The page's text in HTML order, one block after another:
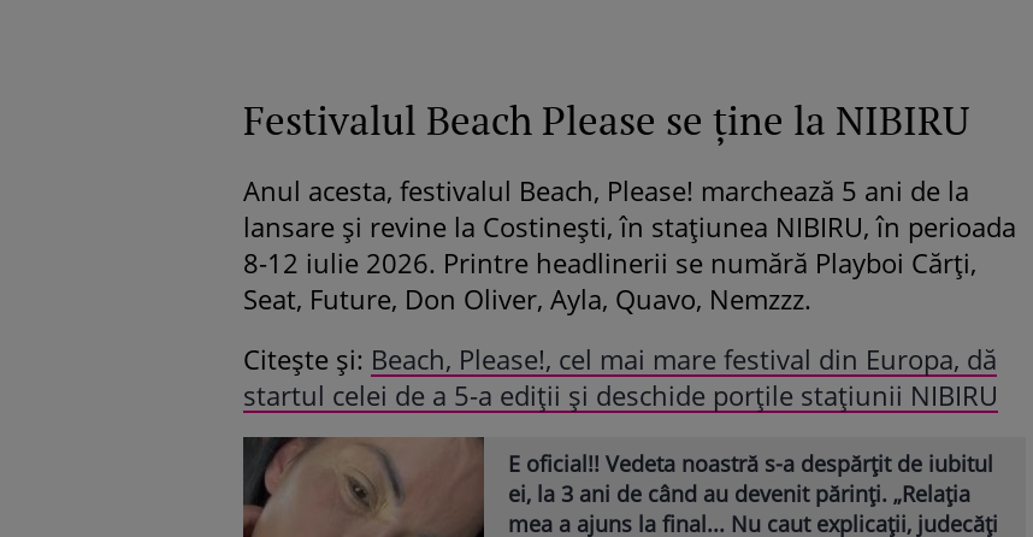
Festivalul Beach Please se ține la NIBIRU
Anul acesta, festivalul Beach, Please! marchează 5 ani de la
lansare și revine la Costinești, în stațiunea NIBIRU, în perioada
8-12 iulie 2026. Printre headlinerii se numără Playboi Cărți,
Seat, Future, Don Oliver, Ayla, Quavo, Nemzzz.
Citește și: Beach, Please!, cel mai mare festival din Europa, dă
startul celei de a 5-a ediții și deschide porțile stațiunii NIBIRU
E oficial!! Vedeta noastră s-a despărțit de iubitul
ei, la 3 ani de când au devenit părinți. „Relația
mea a ajuns la final... Nu caut explicații, judecăți